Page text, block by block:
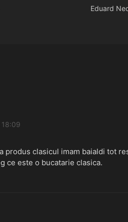
Eduard
produs clasicul imam baialdi tot
ce este o bucatarie clasica.